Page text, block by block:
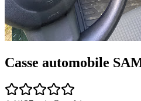
Casse automobile